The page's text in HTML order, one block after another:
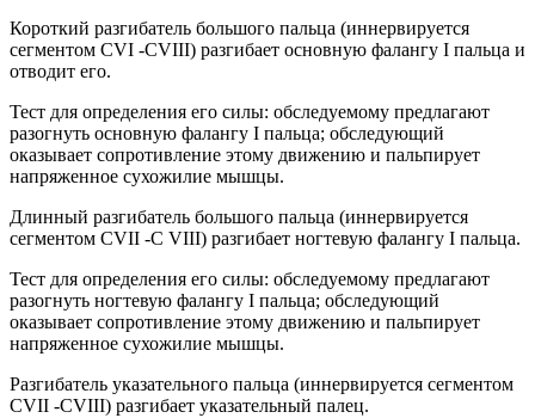
Короткий разгибатель большого пальца (иннервируется
сегментом CVI -СVIII) разгибает основную фалангу I пальца и
отводит его.
Тест для определения его силы: обследуемому предлагают
разогнуть основную фалангу I пальца; обследующий
оказывает сопротивление этому движению и пальпирует
напряженное сухожилие мышцы.
Длинный разгибатель большого пальца (иннервируется
сегментом CVII -С VIII) разгибает ногтевую фалангу I пальца.
Тест для определения его силы: обследуемому предлагают
разогнуть ногтевую фалангу I пальца; обследующий
оказывает сопротивление этому движению и пальпирует
напряженное сухожилие мышцы.
Разгибатель указательного пальца (иннервируется сегментом
CVII -CVIII) разгибает указательный палец.